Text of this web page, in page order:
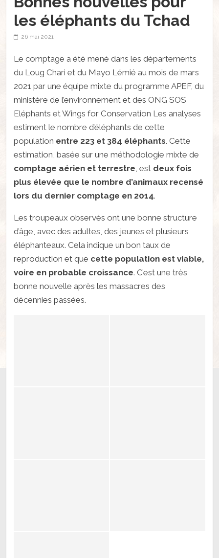
les éléphants du Tchad
26 mai 2021
Le comptage a été mené dans les départements
du Loug Chari et du Mayo Lémié au mois de mars
2021 par une équipe mixte du programme APEF, du
ministère de l’environnement et des ONG SOS
Eléphants et Wings for Conservation Les analyses
estiment le nombre d’éléphants de cette
population entre 223 et 384 éléphants. Cette
estimation, basée sur une méthodologie mixte de
comptage aérien et terrestre , est deux fois
plus élevée que le nombre d’animaux recensé
lors du dernier comptage en 2014.
Les troupeaux observés ont une bonne structure
d’âge, avec des adultes, des jeunes et plusieurs
éléphanteaux. Cela indique un bon taux de
reproduction et que cette population est viable,
voire en probable croissance. C’est une très
bonne nouvelle après les massacres des
décennies passées.